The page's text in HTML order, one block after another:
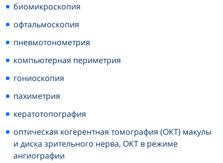
биомикроскопия
офтальмоскопия
пневмотонометрия
компьютерная периметрия
гониоскопия
пахиметрия
кератотопография
оптическая когерентная томография (ОКТ) макулы
и диска зрительного нерва, ОКТ в режиме
ангиографии